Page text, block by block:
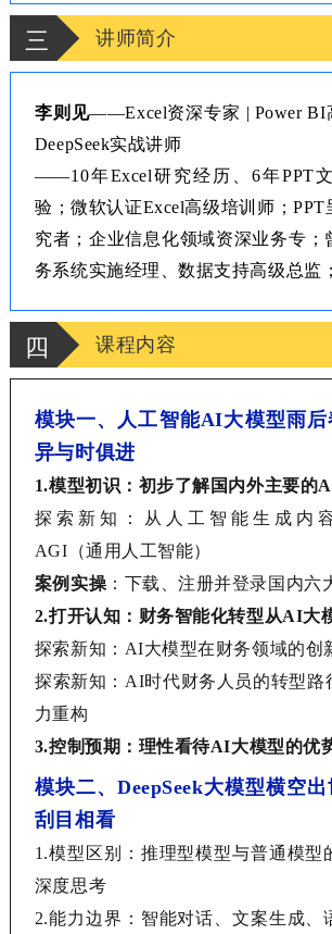
三 讲师简介
李则见——Excel资深专家 | Power BI
DeepSeek实战讲师
——10年Excel研究经历、6年PPT
验；微软认证Excel高级培训师；PPT
究者；企业信息化领域资深业务专；
务系统实施经理、数据支持高级总监；
四 课程内容
模块一、人工智能AI大模型雨后
异与时俱进
1.模型初识：初步了解国内外主要的
探索新知
： 从人工智能生成内
AGI（通用人工智能）
案例实操 ：下载、注册并登录国内六
2.打开认知：财务智能化转型从AI大
探索新知： AI大模型在财务领域的创
探索新知： AI时代财务人员的转型路
力重构
3.控制预期：理性看待AI大模型的优
模块二、DeepSeek大模型横空
刮目相看
1.模型区别：推理型模型与普通模型
深度思考
2.能力边界：智能对话、文案生成、